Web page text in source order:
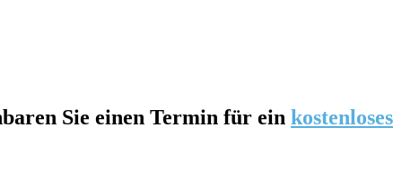
Sie einen Termin für ein kostenloses